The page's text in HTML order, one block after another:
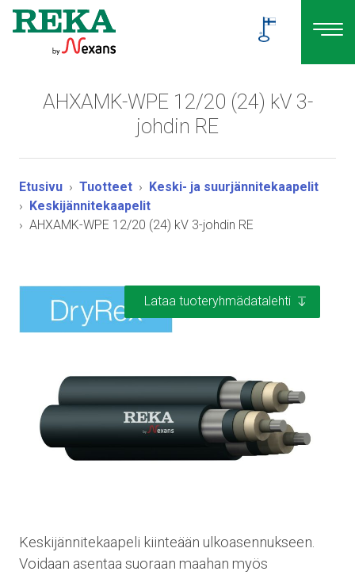
AHXAMK-WPE 12/20 (24) kV 3-
johdin RE
Etusivu Tuotteet
Keski- ja suurjännitekaapelit
Keskijännitekaapelit
AHXAMK-WPE 12/20 (24) kV 3-johdin RE
Lataa tuoteryhmädatalehti
Keskijännitekaapeli kiinteään ulkoasennukseen.
Voidaan asentaa suoraan maahan myös